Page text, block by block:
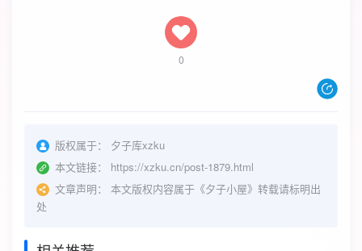
0
版权属于：
夕子库xzku
本文链接：
https://xzku.cn/post-1879.html
文章声明：
本文版权内容属于《夕子小屋》转载请标明出
处